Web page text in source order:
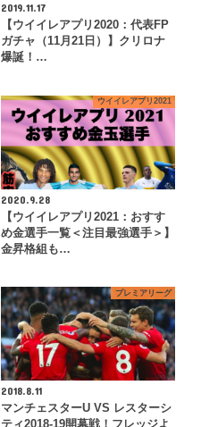
2019.11.17
【ウイイレアプリ2020：代表FP
ガチャ（11月21日）】クリロナ
爆誕！…
ウイイレアプリ2021
2020.9.28
【ウイイレアプリ2021：おすす
め金選手一覧＜注目最強選手＞】
金昇格組も…
プレミアリーグ
2018.8.11
マンチェスターU VS レスターシ
ティ2018-19開幕戦！フレッジよ